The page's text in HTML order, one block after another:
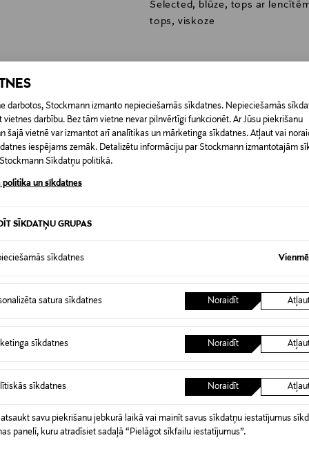
darbotos, Stockmann izmanto nepieciešamās sīkdatnes. Nepieciešamās
vietnes darbību. Bez tām vietne nevar pilnvērtīgi funkcionēt. Ar Jūsu piekrišanu
šajā vietnē var izmantot arī analītikas un mārketinga sīkdatnes. Atļaut vai
iespējams zemāk. Detalizētu informāciju par Stockmann izmantotajām
Sīkdatņu politikā.
politika un sīkdatnes
SĪKDATŅU GRUPAS
sīkdatnes
satura sīkdatnes Noraidīt
sīkdatnes Noraidīt
sīkdatnes Noraidīt
atsaukt savu piekrišanu jebkurā laikā vai mainīt savus sīkdatņu iestatījumus
panelī, kuru atradīsiet sadaļā “Pielāgot sīkfailu iestatījumus”.
Selected, blūze, tops ar
tops, viskoze
0,00 €
0,00 € – 4,90 €
40%
IZPĀRDOŠANA 62%
ANDIATA